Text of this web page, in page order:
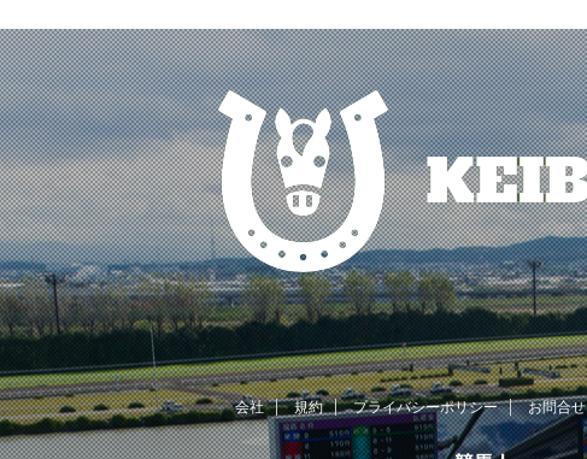
会社 規約 プライバシーポリシー お問合せ